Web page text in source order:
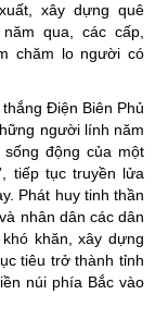
xây dựng quê
qua, các cấp,
chăm lo người có
Điện Biên Phủ
người lính năm
động của một
tiếp tục truyền lửa
Phát huy tinh thần
nhân dân các dân
khăn, xây dựng
tiêu trở thành tỉnh
núi phía Bắc vào